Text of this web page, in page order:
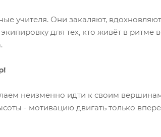
учителя. Они закаляют,
для тех, кто живёт в
неизменно идти к своим
- мотивацию двигать только